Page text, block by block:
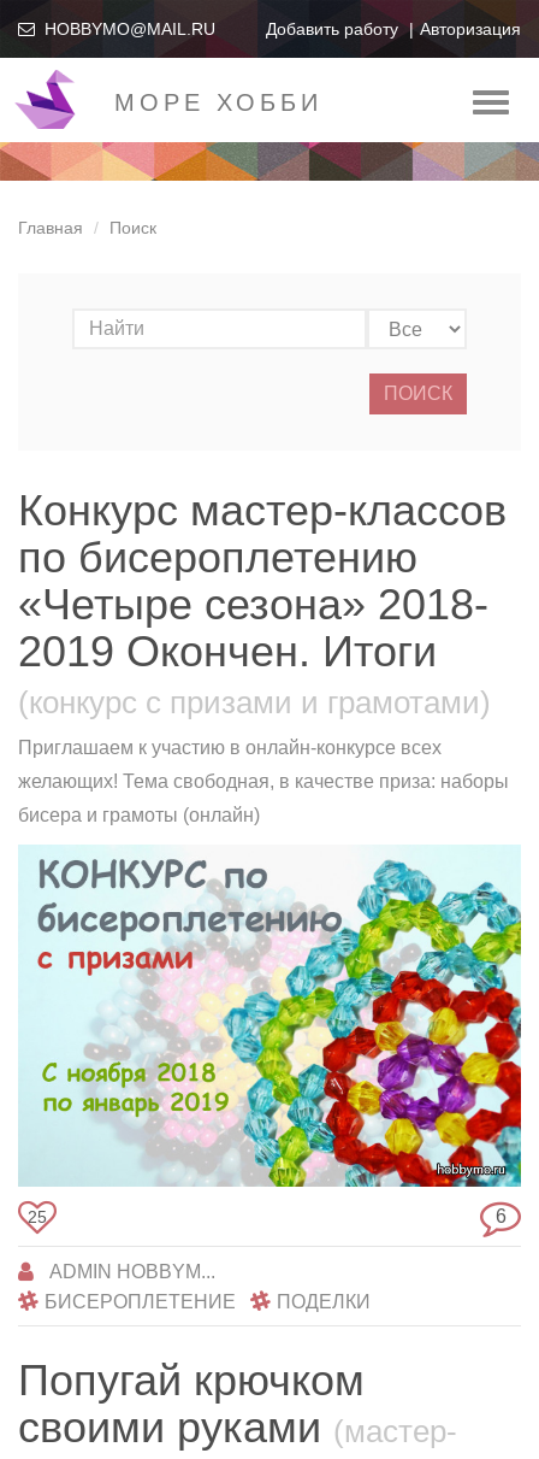
HOBBYMO@MAIL.RU Добавить работу Авторизация
МОРЕ ХОББИ
Главная Поиск
ПОИСК
Конкурс мастер-классов
по бисероплетению
«Четыре сезона» 2018-
2019 Окончен. Итоги
(конкурс с призами и грамотами)
Приглашаем к участию в онлайн-конкурсе всех
желающих! Тема свободная, в качестве приза: наборы
бисера и грамоты (онлайн)
25 6
ADMIN HOBBYM...
БИСЕРОПЛЕТЕНИЕ
ПОДЕЛКИ
Попугай крючком
своими руками (мастер-